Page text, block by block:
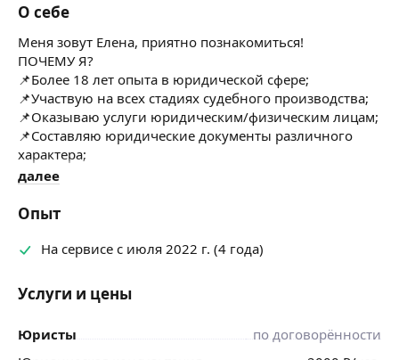
О себе
Меня зовут Елена, приятно познакомиться!
ПОЧЕМУ Я?
📌Более 18 лет опыта в юридической сфере;
📌Участвую на всех стадиях судебного производства;
📌Оказываю услуги юридическим/физическим лицам;
📌Составляю юридические документы различного
характера;
📌Сопровождение онлайн-школ, включая аудит,
политика обработки персональных данных,
📌Специализируюсь в области гражданского
взыскание ущерба и т. п.);
📌Представляю интересы в суде на всех стадиях
далее
Опыт
На сервисе с июля 2022 г. (4 года)
Услуги и цены
Юристы
по договорённости